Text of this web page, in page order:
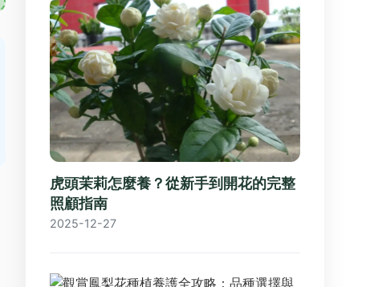
虎頭茉莉怎麼養？從新手到開花的完整
照顧指南
2025-12-27